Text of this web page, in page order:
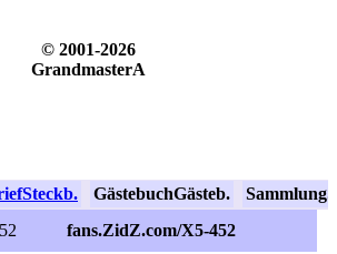
© 2001-2026
GrandmasterA
Steckb. GästebuchGästeb. Sammlung
fans.ZidZ.com/X5-452